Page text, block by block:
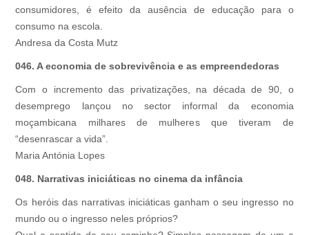
consumidores, é efeito da ausência de educação para o
consumo na escola.
Andresa da Costa Mutz
046. A economia de sobrevivência e as empreendedoras
Com o incremento das privatizações, na década de 90, o
desemprego lançou no sector informal da economia
moçambicana milhares de mulheres que tiveram de
“desenrascar a vida”.
Maria Antónia Lopes
048. Narrativas iniciáticas no cinema da infância
Os heróis das narrativas iniciáticas ganham o seu ingresso no
mundo ou o ingresso neles próprios?